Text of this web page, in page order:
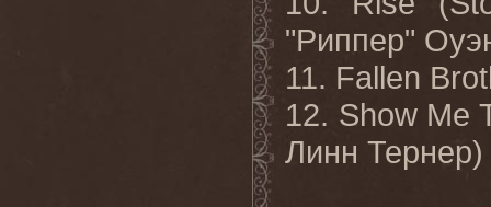
"Риппер"
11. Fallen
12. Show Me
Линн Тернер)